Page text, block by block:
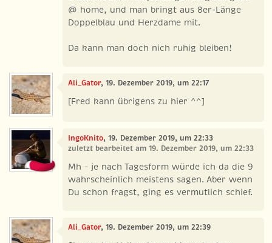
@ home, und man bringt aus 8er-Länge
Doppelblau und Herzdame mit.
Da kann man doch nich ruhig bleiben!
Ali_Gator, 19. Dezember 2019, um 22:17
[Fred kann übrigens zu hier ^^]
IngoKnito, 19. Dezember 2019, um 22:33
zuletzt bearbeitet am 19. Dezember 2019, um 22:33
Mh - je nach Tagesform würde ich da die 9
wahrscheinlich meistens sagen. Aber wenn
Du schon fragst, ging es vermutlich schief.
Ali_Gator, 19. Dezember 2019, um 22:39